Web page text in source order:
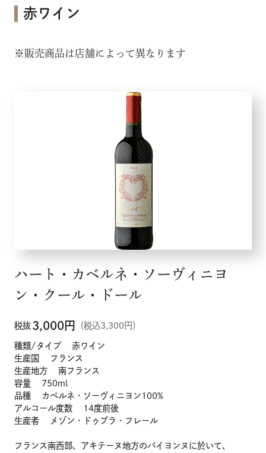
採用情報
赤ワイン
※販売商品は店舗によって異なります
ハート・カベルネ・ソーヴィニヨ
ン・クール・ドール
税抜 3,000円 （税込3,300円）
種類/タイプ 赤ワイン
生産国 フランス
生産地方 南フランス
容量 750ml
品種 カベルネ・ソーヴィニヨン100%
アルコール度数 14度前後
生産者 メゾン・ドゥブラ・フレール
フランス南西部、アキテーヌ地方のバイヨンヌに於いて、